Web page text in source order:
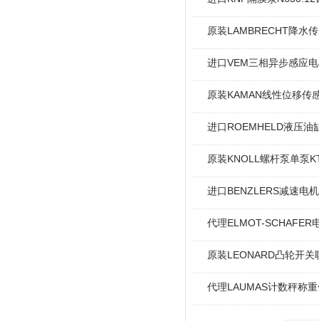
原装LAMBRECHT降水
进口VEM三相异步感应
原装KAMAN线性位移传
进口ROEMHELD液压油
原装KNOLL螺杆泵单泵
进口BENZLERS减速电
代理ELMOT-SCHAFER
原装LEONARD凸轮开关
代理LAUMAS计数秤称